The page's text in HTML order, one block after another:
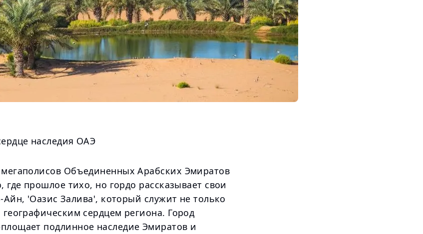
наследия ОАЭ
Объединенных Арабских Эмиратов
где прошлое тихо, но гордо рассказывает свои
Айн, 'Оазис Залива', который служит не только
сердцем региона. Город
подлинное наследие Эмиратов и